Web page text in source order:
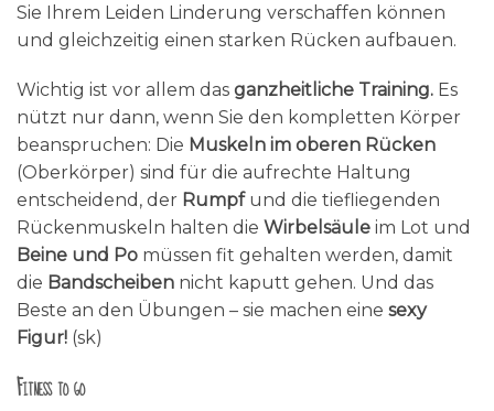
Sie Ihrem Leiden Linderung verschaffen können
und gleichzeitig einen starken Rücken aufbauen.
Wichtig ist vor allem das ganzheitliche Training. Es
nützt nur dann, wenn Sie den kompletten Körper
beanspruchen: Die Muskeln im oberen Rücken
(Oberkörper) sind für die aufrechte Haltung
entscheidend, der Rumpfund die tiefliegenden
Rückenmuskeln halten die Wirbelsäule im Lot und
Beine und Po müssen fit gehalten werden, damit
die Bandscheiben nicht kaputt gehen. Und das
Beste an den Übungen – sie machen eine sexy
Figur! (sk)
Fitness to go